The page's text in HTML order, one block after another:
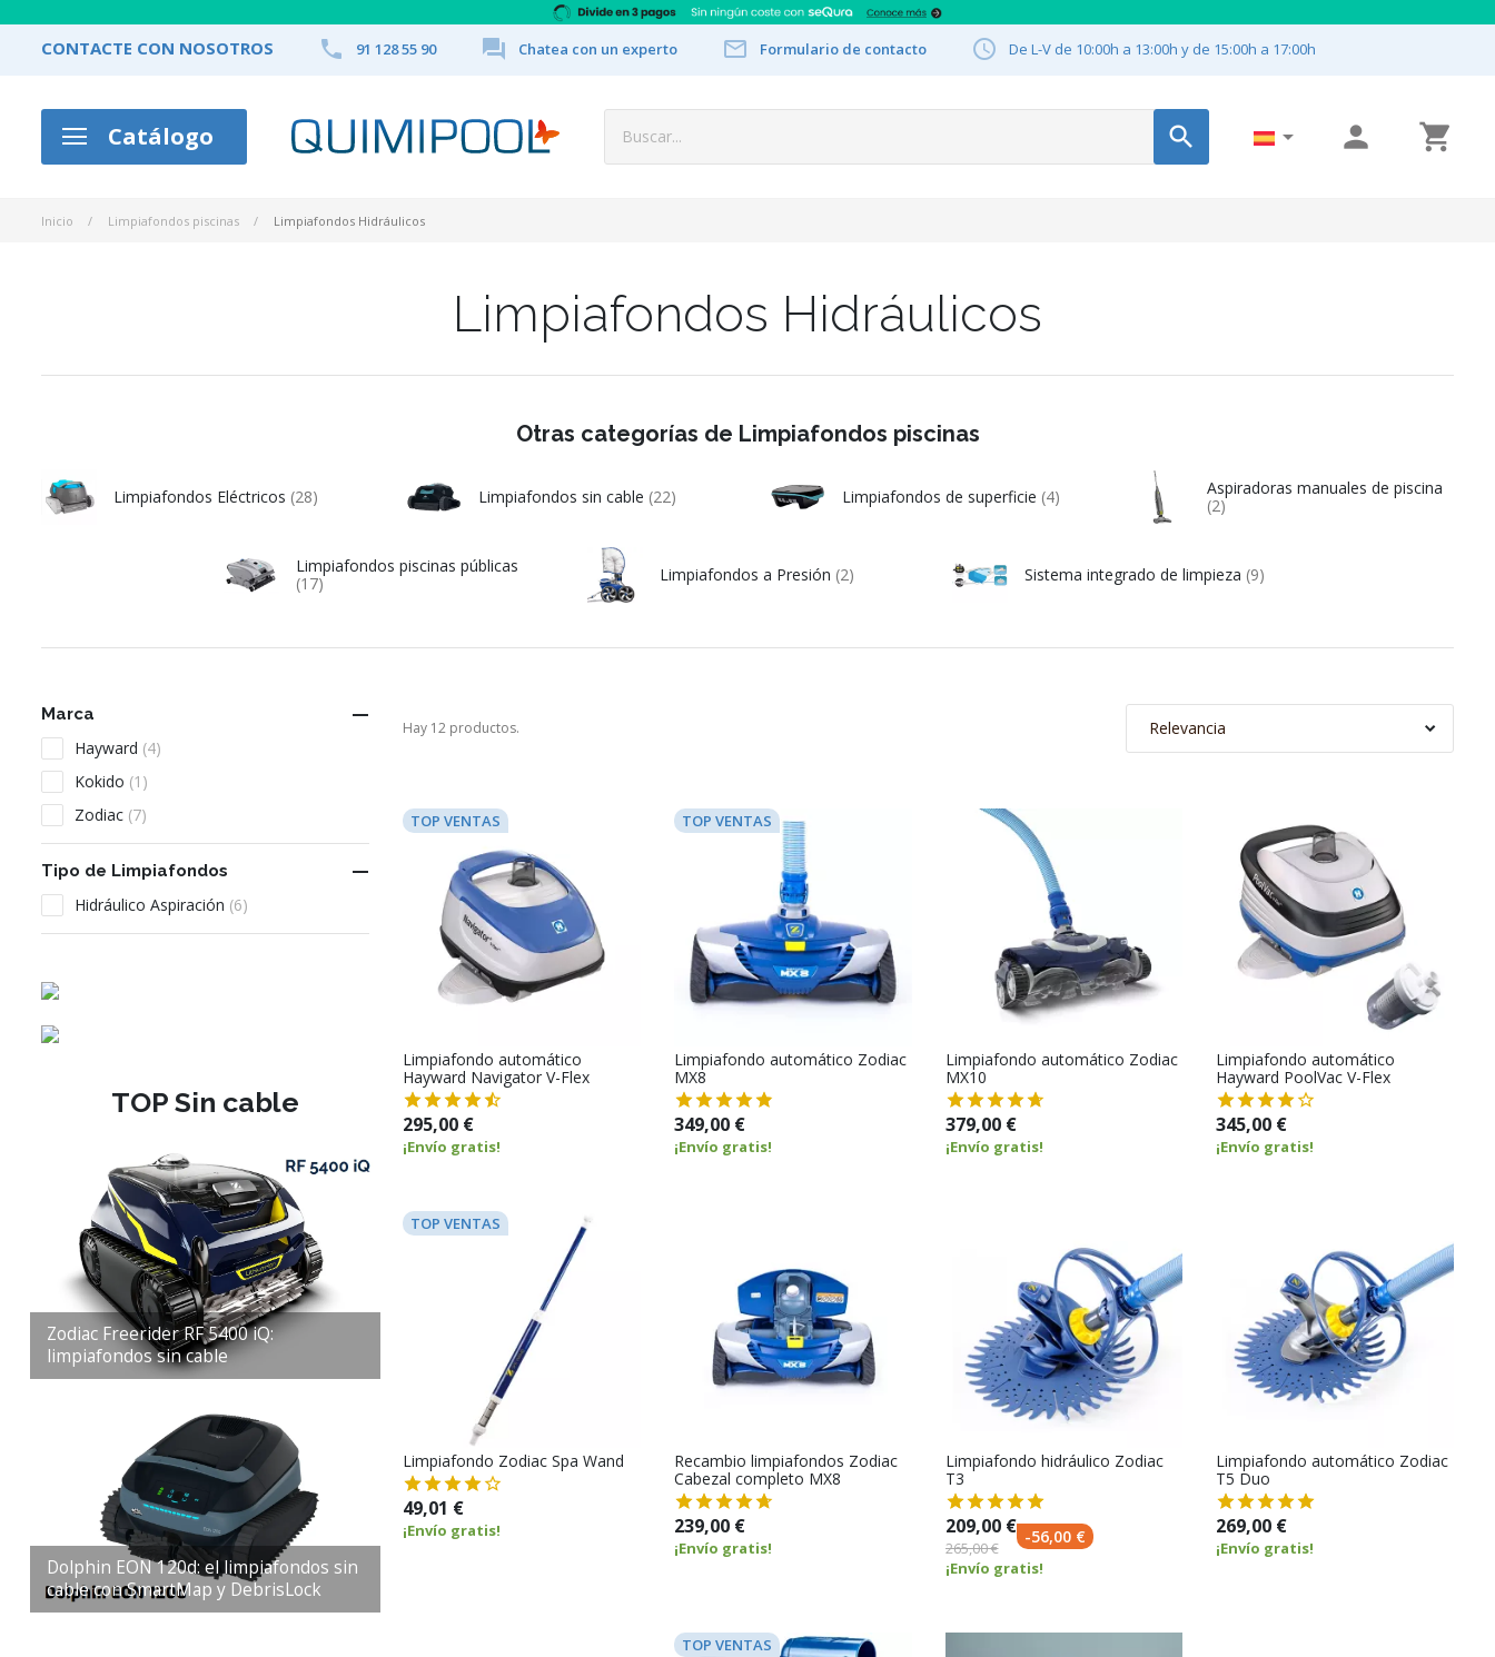
CONTACTE CON NOSOTROS  91 128 55 90  Chatea con un experto  Formulario de contacto  De L-V de 10:00h a 13:00h y de 15:00h a 17:00h
Catálogo    
Inicio Limpiafondos piscinas Limpiafondos Hidráulicos
Limpiafondos Hidráulicos
Otras categorías de Limpiafondos piscinas
Limpiafondos Eléctricos (28) Limpiafondos sin cable (22) Limpiafondos de superficie (4)
Aspiradoras manuales de piscina
(2)
Limpiafondos piscinas públicas
(17)
Limpiafondos a Presión (2) Sistema integrado de limpieza (9)
Marca 
Hayward (4)
Kokido (1)
Zodiac (7)
Tipo de Limpiafondos 
Hidráulico Aspiración (6)
TOP Sin cable
Zodiac Freerider RF 5400 iQ:
limpiafondos sin cable
Dolphin EON 120d: el limpiafondos sin
cable con SmartMap y DebrisLock
Hay 12 productos. Relevancia
TOP VENTAS
Limpiafondo automático
Hayward Navigator V-Flex
295,00 €
¡Envío gratis!
TOP VENTAS
Limpiafondo automático Zodiac
MX8
349,00 €
¡Envío gratis!
Limpiafondo automático Zodiac
MX10
379,00 €
¡Envío gratis!
Limpiafondo automático
Hayward PoolVac V-Flex
345,00 €
¡Envío gratis!
TOP VENTAS
Limpiafondo Zodiac Spa Wand
49,01 €
¡Envío gratis!
Recambio limpiafondos Zodiac
Cabezal completo MX8
239,00 €
¡Envío gratis!
Limpiafondo hidráulico Zodiac
T3
209,00 €
265,00 €
-56,00 €
¡Envío gratis!
Limpiafondo automático Zodiac
T5 Duo
269,00 €
¡Envío gratis!
TOP VENTAS